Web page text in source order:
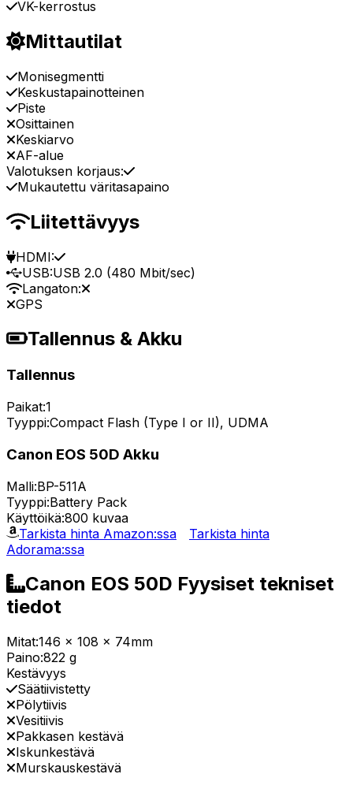
VK-kerrostus
Mittautilat
Monisegmentti
Keskustapainotteinen
Piste
Osittainen
Keskiarvo
AF-alue
Valotuksen korjaus:
Mukautettu väritasapaino
Liitettävyys
HDMI:
USB:USB 2.0 (480 Mbit/sec)
Langaton:
GPS
Tallennus & Akku
Tallennus
Paikat:1
Tyyppi:Compact Flash (Type I or II), UDMA
Canon EOS 50D Akku
Malli:BP-511A
Tyyppi:Battery Pack
Käyttöikä:800 kuvaa
Tarkista hinta Amazon:ssa
Tarkista hinta
Adorama:ssa
Canon EOS 50D Fyysiset tekniset
tiedot
Mitat:146 x 108 x 74mm
Paino:822 g
Kestävyys
Säätiivistetty
Pölytiivis
Vesitiivis
Pakkasen kestävä
Iskunkestävä
Murskauskestävä